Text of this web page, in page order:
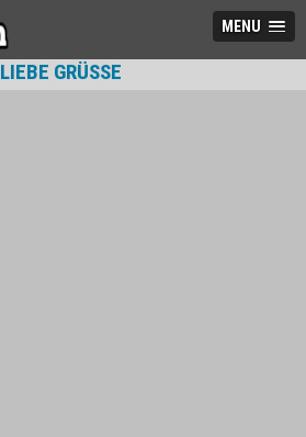
MENU
LIEBE GRÜSSE